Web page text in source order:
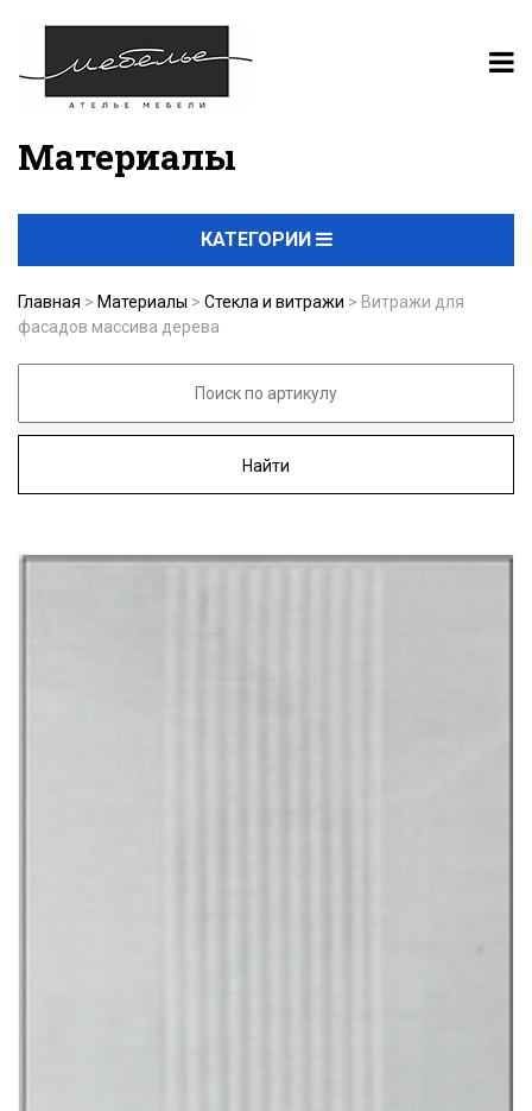
Материалы
КАТЕГОРИИ
Главная > Материалы > Стекла и витражи > Витражи для
фасадов массива дерева
Найти